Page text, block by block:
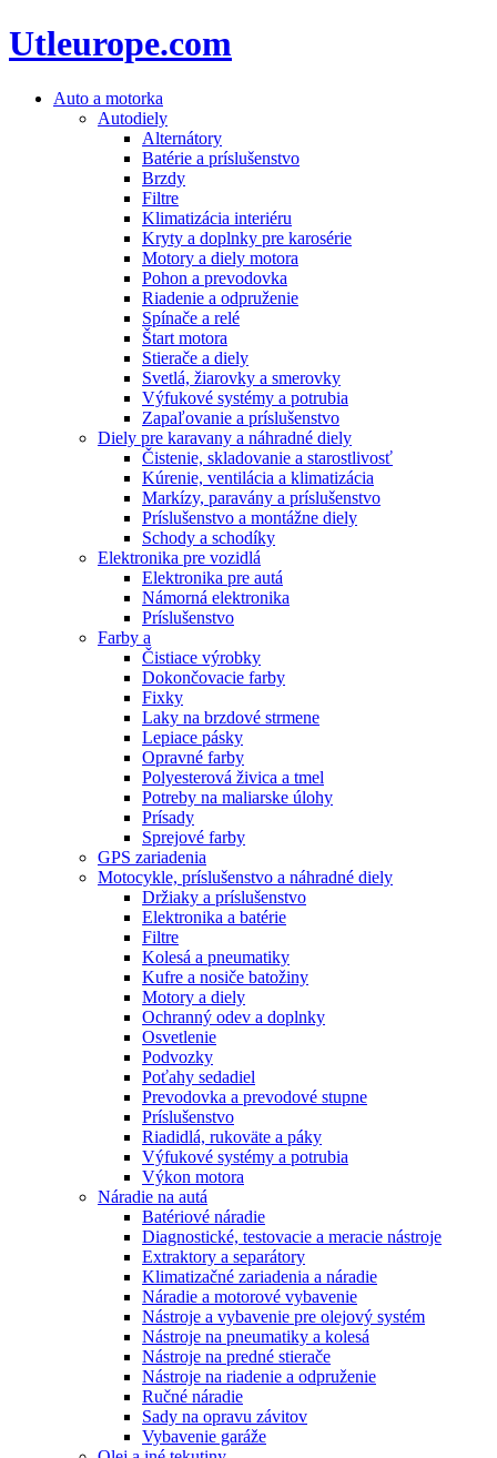
Utleurope.com
Auto a motorka
Autodiely
Alternátory
Batérie a príslušenstvo
Brzdy
Filtre
Klimatizácia interiéru
Kryty a doplnky pre karosérie
Motory a diely motora
Pohon a prevodovka
Riadenie a odpruženie
Spínače a relé
Štart motora
Stierače a diely
Svetlá, žiarovky a smerovky
Výfukové systémy a potrubia
Zapaľovanie a príslušenstvo
Diely pre karavany a náhradné diely
Čistenie, skladovanie a starostlivosť
Kúrenie, ventilácia a klimatizácia
Markízy, paravány a príslušenstvo
Príslušenstvo a montážne diely
Schody a schodíky
Elektronika pre vozidlá
Elektronika pre autá
Námorná elektronika
Príslušenstvo
Farby a
Čistiace výrobky
Dokončovacie farby
Fixky
Laky na brzdové strmene
Lepiace pásky
Opravné farby
Polyesterová živica a tmel
Potreby na maliarske úlohy
Prísady
Sprejové farby
GPS zariadenia
Motocykle, príslušenstvo a náhradné diely
Držiaky a príslušenstvo
Elektronika a batérie
Filtre
Kolesá a pneumatiky
Kufre a nosiče batožiny
Motory a diely
Ochranný odev a doplnky
Osvetlenie
Podvozky
Poťahy sedadiel
Prevodovka a prevodové stupne
Príslušenstvo
Riadidlá, rukoväte a páky
Výfukové systémy a potrubia
Výkon motora
Náradie na autá
Batériové náradie
Diagnostické, testovacie a meracie nástroje
Extraktory a separátory
Klimatizačné zariadenia a náradie
Náradie a motorové vybavenie
Nástroje a vybavenie pre olejový systém
Nástroje na pneumatiky a kolesá
Nástroje na predné stierače
Nástroje na riadenie a odpruženie
Ručné náradie
Sady na opravu závitov
Vybavenie garáže